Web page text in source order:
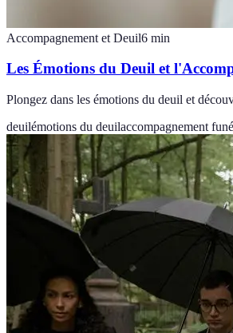
Accompagnement et Deuil6 min
Les Émotions du Deuil et
Plongez dans les émotions du deuil et
deuilémotions du deuilaccompagnement